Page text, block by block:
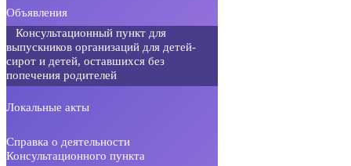
Объявления
Консультационный пункт для
выпускников организаций для детей-
сирот и детей, оставшихся без
попечения родителей
Локальные акты
Справка о деятельности
Консультационного пункта